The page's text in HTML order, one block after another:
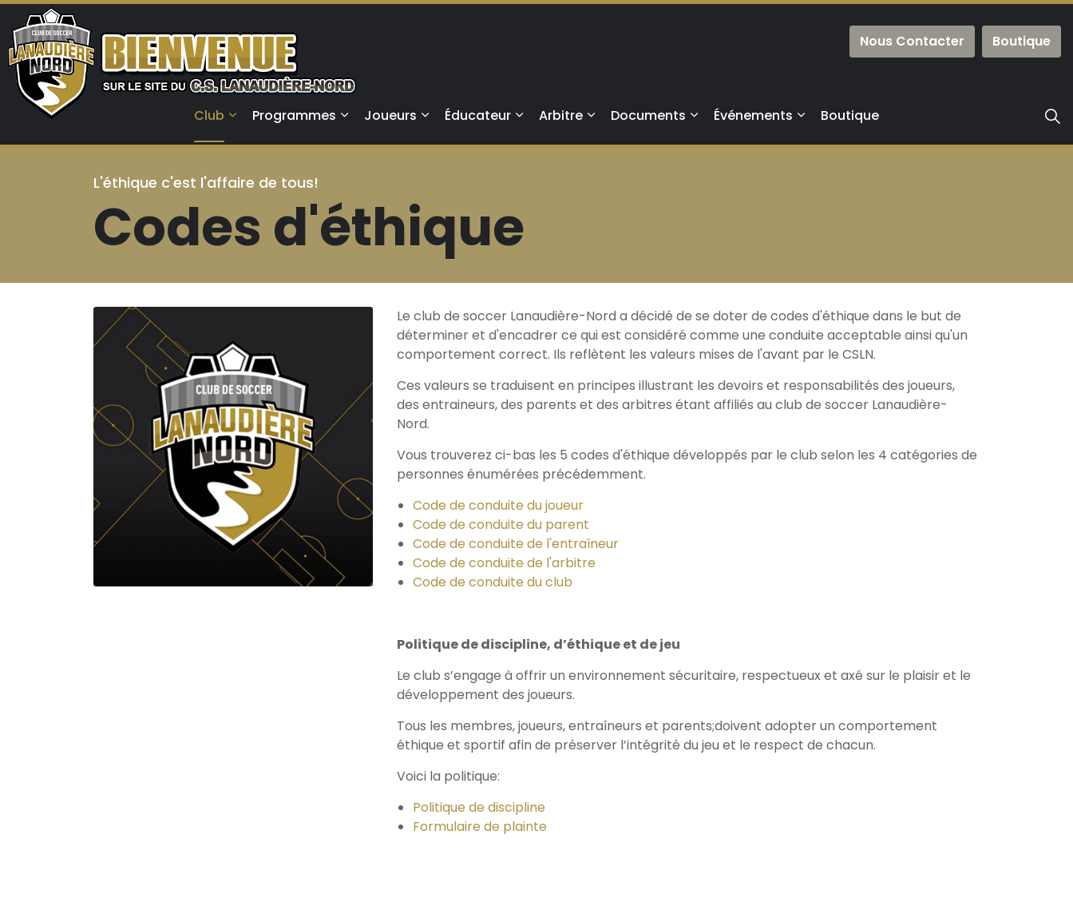
Club Programmes Joueurs Éducateur Arbitre Documents Événements Boutique
Nous Contacter Boutique
L'éthique c'est l'affaire de tous!
Codes d'éthique
Le club de soccer Lanaudière-Nord a décidé de se doter de codes d'éthique dans le but de
déterminer et d'encadrer ce qui est considéré comme une conduite acceptable ainsi qu'un
comportement correct. Ils reflètent les valeurs mises de l'avant par le CSLN.
Ces valeurs se traduisent en principes illustrant les devoirs et responsabilités des joueurs,
des entraineurs, des parents et des arbitres étant affiliés au club de soccer Lanaudière-
Nord.
Vous trouverez ci-bas les 5 codes d'éthique développés par le club selon les 4 catégories de
personnes énumérées précédemment.
Code de conduite du joueur
Code de conduite du parent
Code de conduite de l'entraîneur
Code de conduite de l'arbitre
Code de conduite du club
Politique de discipline, d’éthique et de jeu
Le club s’engage à offrir un environnement sécuritaire, respectueux et axé sur le plaisir et le
développement des joueurs.
Tous les membres, joueurs, entraîneurs et parents;doivent adopter un comportement
éthique et sportif afin de préserver l’intégrité du jeu et le respect de chacun.
Voici la politique:
Politique de discipline
Formulaire de plainte